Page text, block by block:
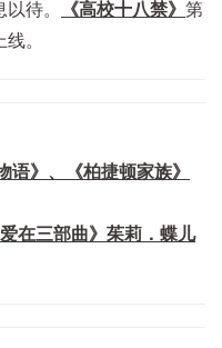
待。 《高校十八禁》 第
。
》、《柏捷顿家族》
在三部曲》茱莉．蝶儿